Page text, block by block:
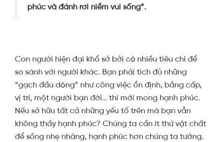
phúc và đánh rơi niềm vui sống”.
Con người hiện đại khổ sở bởi có nhiều tiêu chí để
so sánh với người khác. Bạn phải tích đủ những
“gạch đầu dòng” như công việc ổn định, bằng cấp,
vị trí, một người bạn đời… thì mới mong hạnh phúc.
Nếu sở hữu tất cả những yếu tố trên mà bạn vẫn
không thấy hạnh phúc? Chúng ta cần ít thứ vật chất
để sống nhẹ nhàng, hạnh phúc hơn chúng ta tưởng.